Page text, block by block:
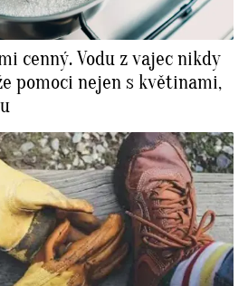
cenný. Vodu z vajec nikdy
pomoci nejen s květinami,